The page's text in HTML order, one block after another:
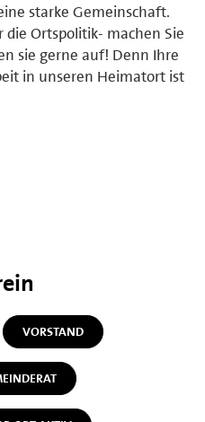
starke Gemeinschaft.
Ortspolitik- machen Sie
sie gerne auf! Denn Ihre
in unseren Heimatort ist
VORSTAND